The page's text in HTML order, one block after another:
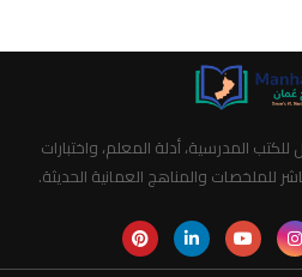
المدرسية، أدلة المعلم، واختبارات